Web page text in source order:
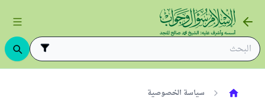
سياسة الخصوصية